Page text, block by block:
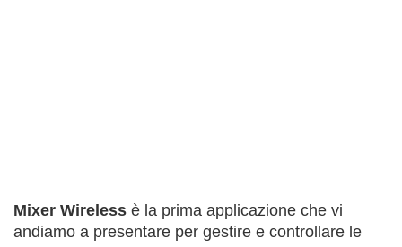
Mixer Wireless è la prima applicazione che vi
andiamo a presentare per gestire e controllare le